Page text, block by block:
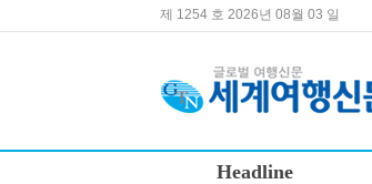
제 1254 호 2026년 08월 03 일
Headline